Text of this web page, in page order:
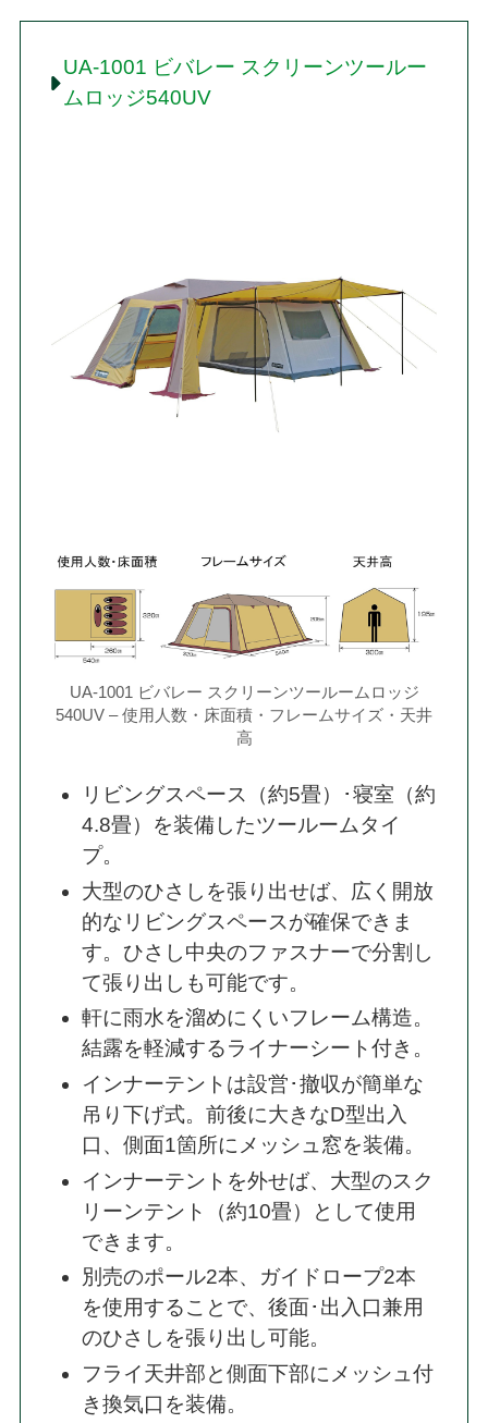
UA-1001 ビバレー スクリーンツールー
ムロッジ540UV
UA-1001 ビバレー スクリーンツールームロッジ
540UV – 使用人数・床面積・フレームサイズ・天井
高
リビングスペース（約5畳）･寝室（約
4.8畳）を装備したツールームタイ
プ。
大型のひさしを張り出せば、広く開放
的なリビングスペースが確保できま
す。ひさし中央のファスナーで分割し
て張り出しも可能です。
軒に雨水を溜めにくいフレーム構造。
結露を軽減するライナーシート付き。
インナーテントは設営･撤収が簡単な
吊り下げ式。前後に大きなD型出入
口、側面1箇所にメッシュ窓を装備。
インナーテントを外せば、大型のスク
リーンテント（約10畳）として使用
できます。
別売のポール2本、ガイドロープ2本
を使用することで、後面･出入口兼用
のひさしを張り出し可能。
フライ天井部と側面下部にメッシュ付
き換気口を装備。